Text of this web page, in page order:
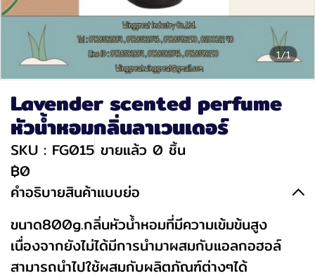
1/1
Lavender scented perfume
หัวน้ำหอมกลิ่นลาเวนเดอร์
SKU : FG015 ขายแล้ว 0 ชิ้น
฿0
คำอธิบายสินค้าแบบย่อ
ขนาด800g.กลิ่นหัวน้ำหอมที่มีความเข้มข้นสูง
เนื่องจากยังไม่ได้มีการนำมาผสมกับแอลกอฮอล์
สามารถนำไปใช้ผสมกับผลิตภัณฑ์ต่างๆได้